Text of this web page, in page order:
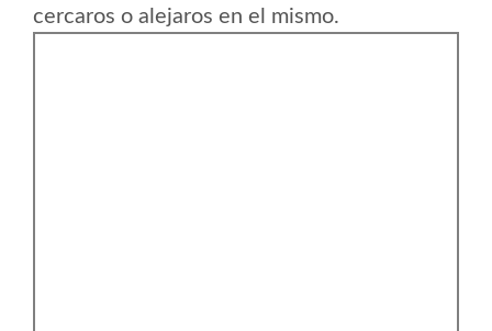
cercaros o alejaros en el mismo.